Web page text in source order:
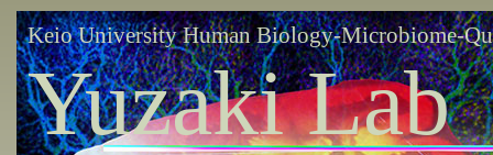
Keio University Human Biology-Microbiome-
Yuzaki Lab